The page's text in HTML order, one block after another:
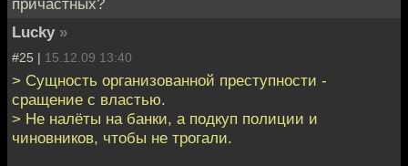
причастных?
Lucky »
#25 | 15.12.09 13:40
> Сущность организованной преступности -
сращение с властью.
> Не налёты на банки, а подкуп полиции и
чиновников, чтобы не трогали.